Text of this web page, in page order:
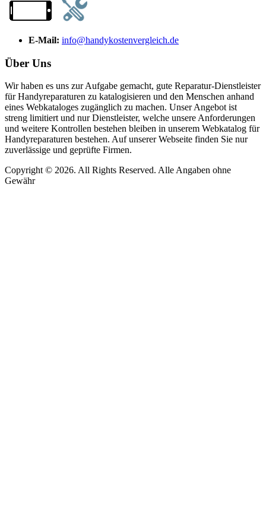
E-Mail: info@handykostenvergleich.de
Über Uns
Wir haben es uns zur Aufgabe gemacht, gute Reparatur-Dienstleister
für Handyreparaturen zu katalogisieren und den Menschen anhand
eines Webkataloges zugänglich zu machen. Unser Angebot ist
streng limitiert und nur Dienstleister, welche unsere Anforderungen
und weitere Kontrollen bestehen bleiben in unserem Webkatalog für
Handyreparaturen bestehen. Auf unserer Webseite finden Sie nur
zuverlässige und geprüfte Firmen.
Copyright © 2026. All Rights Reserved. Alle Angaben ohne
Gewähr